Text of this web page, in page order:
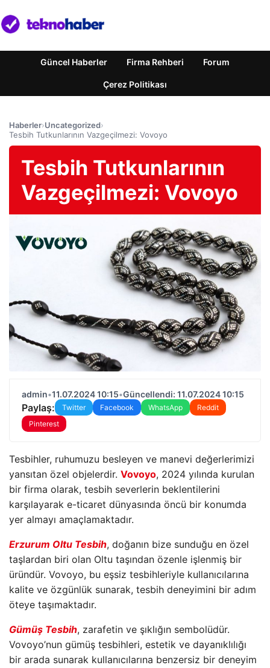
Güncel Haberler Firma Rehberi Forum
Çerez Politikası
Haberler›Uncategorized›
Tesbih Tutkunlarının Vazgeçilmezi: Vovoyo
Tesbih Tutkunlarının
Vazgeçilmezi: Vovoyo
admin•11.07.2024 10:15•Güncellendi: 11.07.2024 10:15
Paylaş: Twitter Facebook WhatsApp
Reddit
Pinterest
Tesbihler, ruhumuzu besleyen ve manevi değerlerimizi
yansıtan özel objelerdir. Vovoyo, 2024 yılında kurulan
bir firma olarak, tesbih severlerin beklentilerini
karşılayarak e-ticaret dünyasında öncü bir konumda
yer almayı amaçlamaktadır.
Erzurum Oltu Tesbih, doğanın bize sunduğu en özel
taşlardan biri olan Oltu taşından özenle işlenmiş bir
üründür. Vovoyo, bu eşsiz tesbihleriyle kullanıcılarına
kalite ve özgünlük sunarak, tesbih deneyimini bir adım
öteye taşımaktadır.
Gümüş Tesbih, zarafetin ve şıklığın sembolüdür.
Vovoyo’nun gümüş tesbihleri, estetik ve dayanıklılığı
bir arada sunarak kullanıcılarına benzersiz bir deneyim